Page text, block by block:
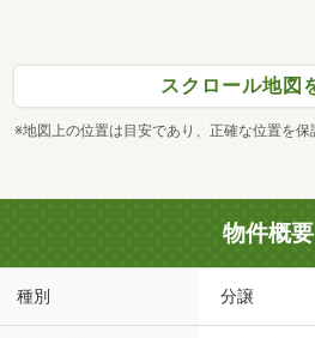
スクロール地図
※地図上の位置は目安であり、正確な位置を保
物件概要
種別 分譲